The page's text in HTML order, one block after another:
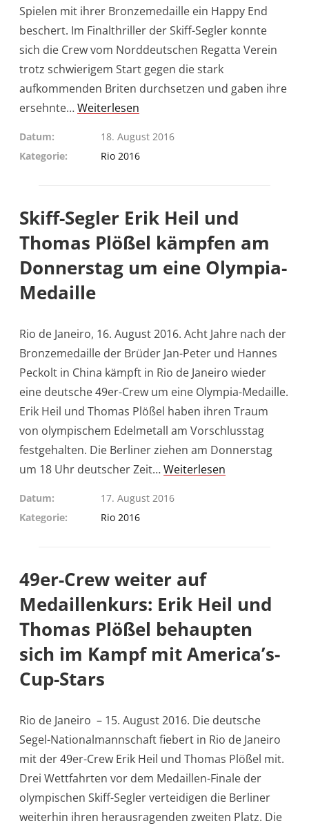
Spielen mit ihrer Bronzemedaille ein Happy End
beschert. Im Finalthriller der Skiff-Segler konnte
sich die Crew vom Norddeutschen Regatta Verein
trotz schwierigem Start gegen die stark
aufkommenden Briten durchsetzen und gaben ihre
ersehnte…Weiterlesen
Datum
18. August 2016
Kategorie
Rio 2016
Skiff-Segler Erik Heil und
Thomas Plößel kämpfen am
Donnerstag um eine Olympia-
Medaille
Rio de Janeiro, 16. August 2016. Acht Jahre nach der
Bronzemedaille der Brüder Jan-Peter und Hannes
Peckolt in China kämpft in Rio de Janeiro wieder
eine deutsche 49er-Crew um eine Olympia-Medaille.
Erik Heil und Thomas Plößel haben ihren Traum
von olympischem Edelmetall am Vorschlusstag
festgehalten. Die Berliner ziehen am Donnerstag
um 18 Uhr deutscher Zeit…Weiterlesen
Datum
17. August 2016
Kategorie
Rio 2016
49er-Crew weiter auf
Medaillenkurs: Erik Heil und
Thomas Plößel behaupten
sich im Kampf mit America’s-
Cup-Stars
Rio de Janeiro – 15. August 2016. Die deutsche
Segel-Nationalmannschaft fiebert in Rio de Janeiro
mit der 49er-Crew Erik Heil und Thomas Plößel mit.
Drei Wettfahrten vor dem Medaillen-Finale der
olympischen Skiff-Segler verteidigen die Berliner
weiterhin ihren herausragenden zweiten Platz. Die